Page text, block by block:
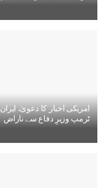
امریکی اخبار کا دعویٰ،
ٹرمپ وزیرِ دفاع سے ناراض